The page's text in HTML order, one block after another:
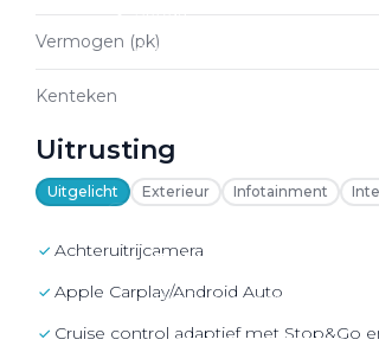
Škoda
CUPRA
Elektrisch rijden
Bekijk ons aanbod
Vermogen (pk)
Kenteken
Uitrusting
Uitgelicht Exterieur Infotainment
achteruitrijcamera
Apple Carplay/Android Auto
cruise control adaptief met Stop&Go